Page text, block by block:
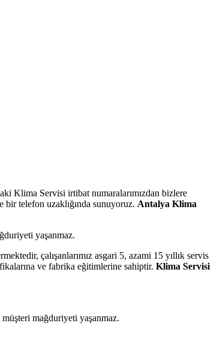
Klima Servisi irtibat numaralarımızdan bizlere
telefon uzaklığında sunuyoruz. Antalya Klima
yaşanmaz.
çalışanlarımız asgari 5, azami 15 yıllık servis
ve fabrika eğitimlerine sahiptir. Klima Servisi
mağduriyeti yaşanmaz.